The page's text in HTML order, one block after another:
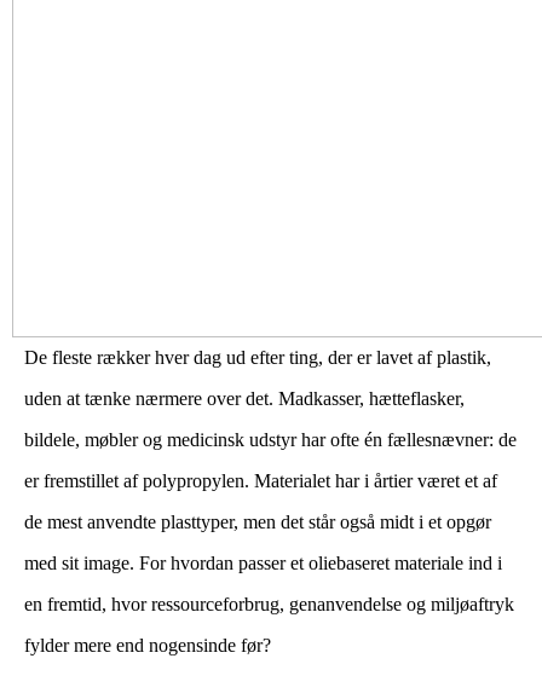
De fleste rækker hver dag ud efter ting, der er lavet af plastik,
uden at tænke nærmere over det. Madkasser, hætteflasker,
bildele, møbler og medicinsk udstyr har ofte én fællesnævner: de
er fremstillet af polypropylen. Materialet har i årtier været et af
de mest anvendte plasttyper, men det står også midt i et opgør
med sit image. For hvordan passer et olie­baseret materiale ind i
en fremtid, hvor ressourceforbrug, genanvendelse og miljøaftryk
fylder mere end nogensinde før?